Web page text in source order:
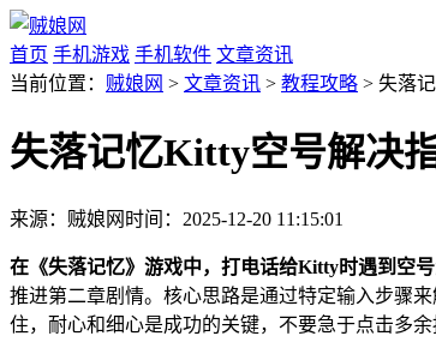
首页 手机游戏 手机软件 文章资讯
当前位置： 贼娘网 > 文章资讯 > 教程攻略 > 失落
失落记忆Kitty空号解决
来源：贼娘网 时间：2025-12-20 11:15:01
在《失落记忆》游戏中，打电话给Kitty时遇到空号
推进第二章剧情。核心思路是通过特定输入步骤
住，耐心和细心是成功的关键，不要急于点击多余